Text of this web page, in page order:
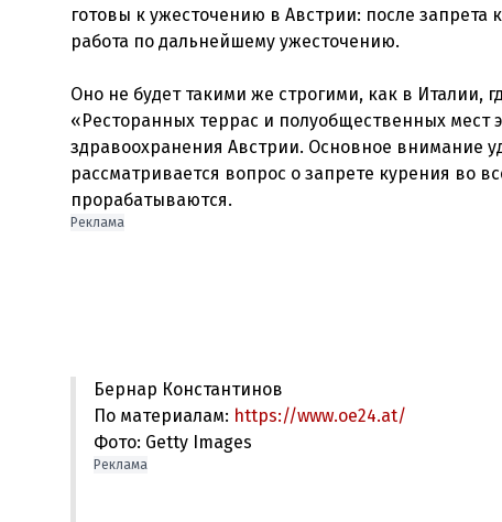
готовы к ужесточению в Австрии: после
работа по дальнейшему ужесточению.
Оно не будет такими же строгими, как в
«Ресторанных террас и полуобщественных мест
здравоохранения Австрии. Основное внимание
рассматривается вопрос о запрете курения во
Реклама
Бернар Константинов
По материалам: https://www.oe24.at/
Фото: Getty Images
Реклама